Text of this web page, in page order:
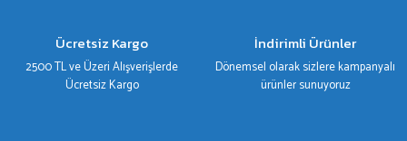
Ürün fiyatı diğer sitelerden daha pahalı.
Bu ürüne benzer farklı alternatifler olmalı.
Ücretsiz Kargo
2500 TL ve Üzeri Alışverişlerde
Ücretsiz Kargo
İndirimli Ürünler
Dönemsel olarak sizlere kampanyalı
ürünler sunuyoruz